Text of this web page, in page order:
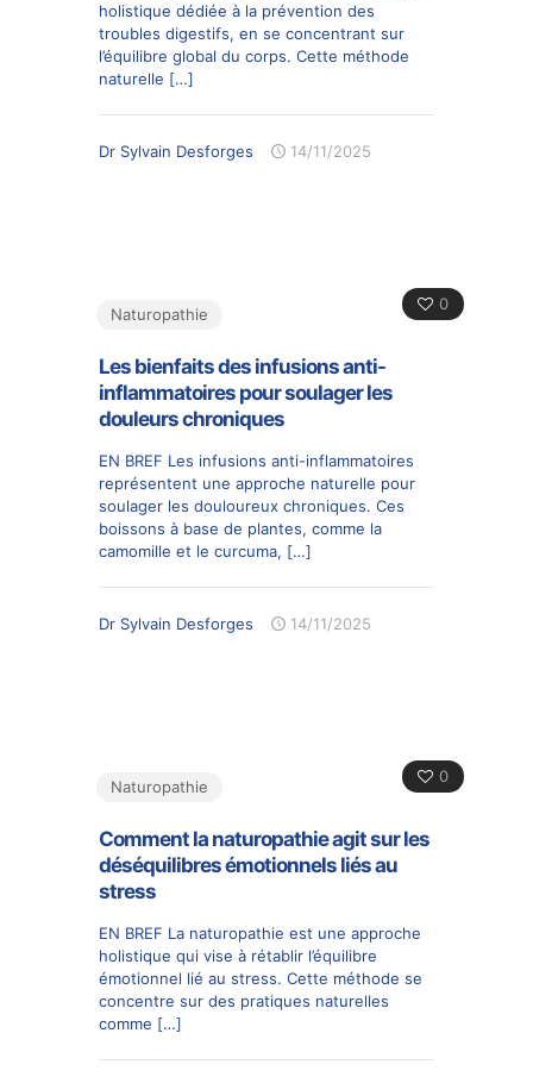
holistique dédiée à la prévention des
troubles digestifs, en se concentrant sur
l’équilibre global du corps. Cette méthode
naturelle […]
Dr Sylvain Desforges 14/11/2025
0
Naturopathie
Les bienfaits des infusions anti-
inflammatoires pour soulager les
douleurs chroniques
EN BREF Les infusions anti-inflammatoires
représentent une approche naturelle pour
soulager les douloureux chroniques. Ces
boissons à base de plantes, comme la
camomille et le curcuma, […]
Dr Sylvain Desforges 14/11/2025
0
Naturopathie
Comment la naturopathie agit sur les
déséquilibres émotionnels liés au
stress
EN BREF La naturopathie est une approche
holistique qui vise à rétablir l’équilibre
émotionnel lié au stress. Cette méthode se
concentre sur des pratiques naturelles
comme […]